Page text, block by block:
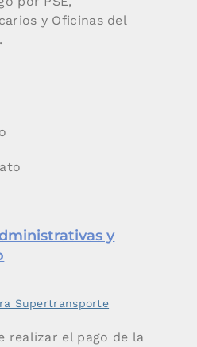
y Oficinas del
y
Supertransporte
realizar el pago de la